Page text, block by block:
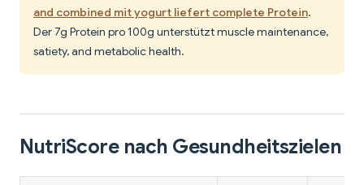
and combined mit yogurt liefert complete Protein.
Der 7g Protein pro 100g unterstützt muscle maintenance,
satiety, and metabolic health.
NutriScore nach Gesundheitszielen